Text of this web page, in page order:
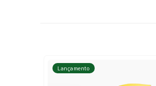
Lançamento